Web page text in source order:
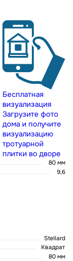
Бесплатная
визуализация
Загрузите фото
дома и получите
визуализацию
тротуарной
плитки во дворе
80 мм
9,6
Stellard
Квадрат
80 мм